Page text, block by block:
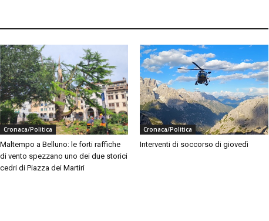
Cronaca/Politica
Maltempo a Belluno: le forti raffiche
di vento spezzano uno dei due storici
cedri di Piazza dei Martiri
Cronaca/Politica
Interventi di soccorso di giovedì